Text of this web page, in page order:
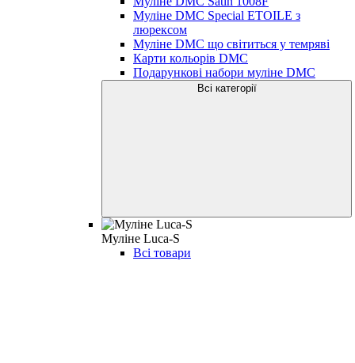
Муліне DMC Special ETOILE з
люрексом
Муліне DMC що світиться у темряві
Карти кольорів DMC
Подарункові набори муліне DMC
Всі категорії
Муліне Luca-S
Всі товари